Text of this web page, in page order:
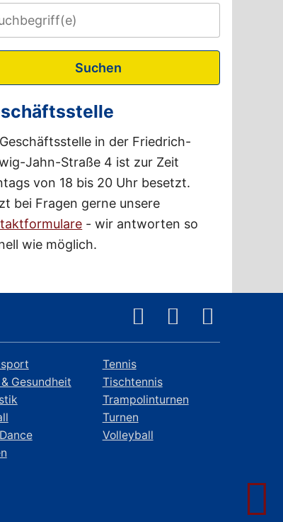
Suchen
in der Friedrich-
Jahn-Straße 4 ist zur Zeit
von 18 bis 20 Uhr besetzt.
bei Fragen gerne unsere
- wir antworten so
wie möglich.
Gesundheit
Tennis
Tischtennis
Trampolinturnen
Turnen
Volleyball